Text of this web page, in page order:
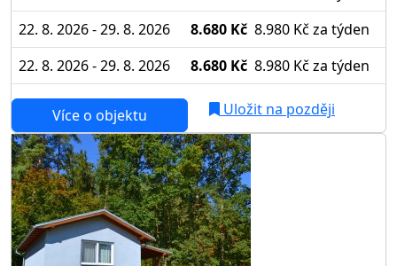
22. 8. 2026 - 29. 8. 2026
8.680 Kč 8.980 Kč za týden
22. 8. 2026 - 29. 8. 2026
8.680 Kč 8.980 Kč za týden
Více o objektu Uložit na později